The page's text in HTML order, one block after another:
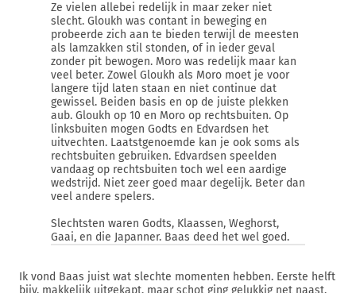
Ze vielen allebei redelijk in maar zeker niet
slecht. Gloukh was contant in beweging en
probeerde zich aan te bieden terwijl de meesten
als lamzakken stil stonden, of in ieder geval
zonder pit bewogen. Moro was redelijk maar kan
veel beter. Zowel Gloukh als Moro moet je voor
langere tijd laten staan en niet continue dat
gewissel. Beiden basis en op de juiste plekken
aub. Gloukh op 10 en Moro op rechtsbuiten. Op
linksbuiten mogen Godts en Edvardsen het
uitvechten. Laatstgenoemde kan je ook soms als
rechtsbuiten gebruiken. Edvardsen speelden
vandaag op rechtsbuiten toch wel een aardige
wedstrijd. Niet zeer goed maar degelijk. Beter dan
veel andere spelers.
Slechtsten waren Godts, Klaassen, Weghorst,
Gaai, en die Japanner. Baas deed het wel goed.
Ik vond Baas juist wat slechte momenten hebben. Eerste helft
bijv. makkelijk uitgekapt, maar schot ging gelukkig net naast.